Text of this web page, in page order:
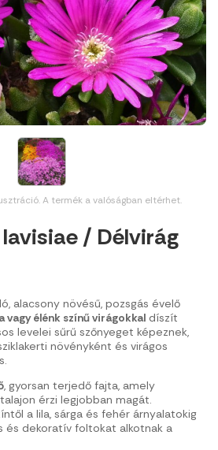
A termék a valóságban eltérhet.
/ Délvirág
alacsony növésű, pozsgás évelő
vagy élénk színű virágokkal díszít
levelei sűrű szőnyeget képeznek,
növényként és virágos
, gyorsan terjedő fajta, amely
talajon érzi legjobban magát.
a lila, sárga és fehér árnyalatokig
és dekoratív foltokat alkotnak a